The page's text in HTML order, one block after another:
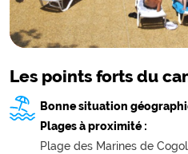
Les points forts du
Bonne situation
Plages à proximité :
Plage des Marines de